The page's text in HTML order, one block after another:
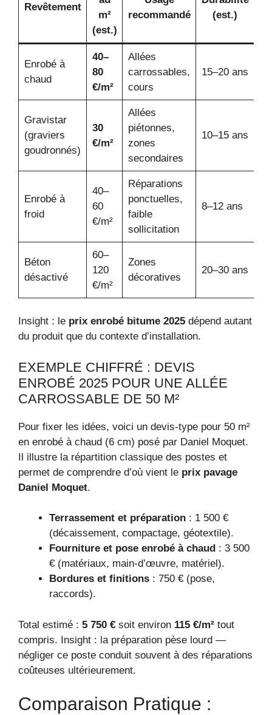
Revêtement
m²
(est.)
recommandé
(est.)
Enrobé à
chaud
40–
80
€/m²
Allées
carrossables,
cours
15–20 ans
Gravistar
(graviers
goudronnés)
30
€/m²
Allées
piétonnes,
zones
secondaires
10–15 ans
Enrobé à
froid
40–
60
€/m²
Réparations
ponctuelles,
faible
sollicitation
8–12 ans
Béton
désactivé
60–
120
€/m²
Zones
décoratives
20–30 ans
Insight : le prix enrobé bitume 2025 dépend autant
du produit que du contexte d’installation.
EXEMPLE CHIFFRÉ : DEVIS
ENROBÉ 2025 POUR UNE ALLÉE
CARROSSABLE DE 50 M²
Pour fixer les idées, voici un devis-type pour 50 m²
en enrobé à chaud (6 cm) posé par Daniel Moquet.
Il illustre la répartition classique des postes et
permet de comprendre d’où vient le prix pavage
Daniel Moquet.
Terrassement et préparation : 1 500 €
(décaissement, compactage, géotextile).
Fourniture et pose enrobé à chaud : 3 500
€ (matériaux, main-d’œuvre, matériel).
Bordures et finitions : 750 € (pose,
raccords).
Total estimé : 5 750 € soit environ 115 €/m² tout
compris. Insight : la préparation pèse lourd —
négliger ce poste conduit souvent à des réparations
coûteuses ultérieurement.
Comparaison Pratique :